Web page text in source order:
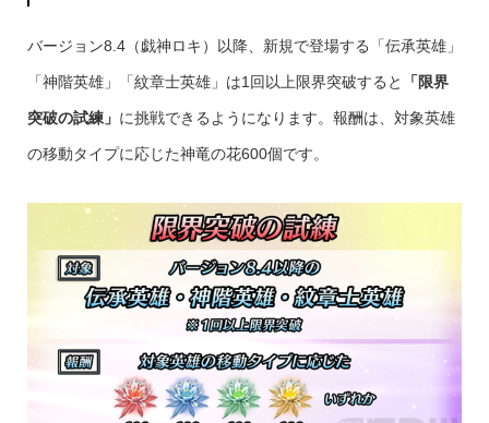
バージョン8.4（戯神ロキ）以降、新規で登場する「伝承英雄」
「神階英雄」「紋章士英雄」は1回以上限界突破すると 「限界
突破の試練」 に挑戦できるようになります。報酬は、対象英雄
の移動タイプに応じた神竜の花600個です。